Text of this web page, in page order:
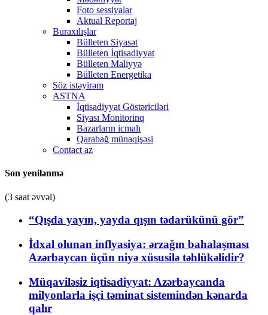
Foto sessiyalar
Aktual Reportaj
Buraxılışlar
Bülleten Siyasət
Bülleten İqtisadiyyat
Bülleten Maliyyə
Bülleten Energetika
Söz istəyirəm
ASTNA
İqtisadiyyat Göstəriciləri
Siyası Monitorinq
Bazarların icmalı
Qarabağ münaqişəsi
Contact az
Son yenilənmə
(3 saat əvvəl)
“Qışda yayın, yayda qışın tədarükünü gör”
İdxal olunan inflyasiya: ərzağın bahalaşması
Azərbaycan üçün niyə xüsusilə təhlükəlidir?
Müqaviləsiz iqtisadiyyat: Azərbaycanda
milyonlarla işçi təminat sistemindən kənarda
qalır